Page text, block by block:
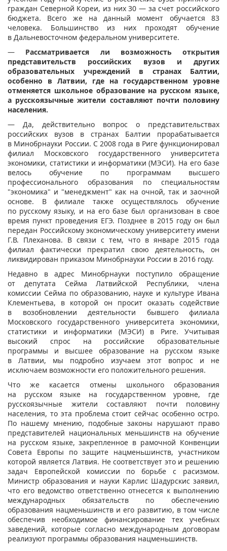
граждан Северной Кореи, из них 30 — за счет российского
бюджета. Всего же на данный момент обучается 83
человека. Большинство из них проходят обучение
в Дальневосточном федеральном университете.
— Рассматривается ли возможность открытия
представительств российских вузов и других
образовательных учреждений в странах Балтии,
особенно в Латвии, где на государственном уровне
отменяется школьное образование на русском языке,
а русскоязычные жители составляют почти половину
населения.
— Да, действительно вопрос о представительствах
российских вузов в странах Балтии прорабатывается
в Минобрнауки России. С 2008 года в Риге функционировал
филиал Московского государственного университета
экономики, статистики и информатики (МЭСИ). На его базе
велось обучение по программам высшего
профессионального образования по специальностям
"экономика" и "менеджмент" как на очной, так и заочной
основе. В филиале также осуществлялось обучение
по русскому языку, и на его базе был организован в свое
время пункт проведения ЕГЭ. Позднее в 2015 году он был
передан Российскому экономическому университету имени
Г.В. Плеханова. В связи с тем, что в январе 2015 года
филиал фактически прекратил свою деятельность, он
ликвидирован приказом Минобрнауки России в 2016 году.
Недавно в адрес Минобрнауки поступило обращение
от депутата Сейма Латвийской Республики, члена
комиссии Сейма по образованию, науке и культуре Ивана
Клементьева, в которой он просит оказать содействие
в возобновлении деятельности бывшего филиала
Московского государственного университета экономики,
статистики и информатики (МЭСИ) в Риге. Учитывая
высокий спрос на российские образовательные
программы и высшее образование на русском языке
в Латвии, мы подробно изучаем этот вопрос и не
исключаем возможности его положительного решения.
Что же касается отмены школьного образования
на русском языке на государственном уровне, где
русскоязычные жители составляют почти половину
населения, то эта проблема стоит сейчас особенно остро.
По нашему мнению, подобные законы нарушают право
представителей национальных меньшинств на обучение
на русском языке, закрепленное в рамочной Конвенции
Совета Европы по защите нацменьшинств, участником
которой является Латвия. Не соответствует это и решению
задач Европейской комиссии по борьбе с расизмом.
Министр образования и науки Карлис Шадурскис заявил,
что его ведомство ответственно отнесется к выполнению
международных обязательств по обеспечению
образования нацменьшинств и его развитию, в том числе
обеспечив необходимое финансирование тех учебных
заведений, которые согласно международным договорам
реализуют программы образования нацменьшинств.